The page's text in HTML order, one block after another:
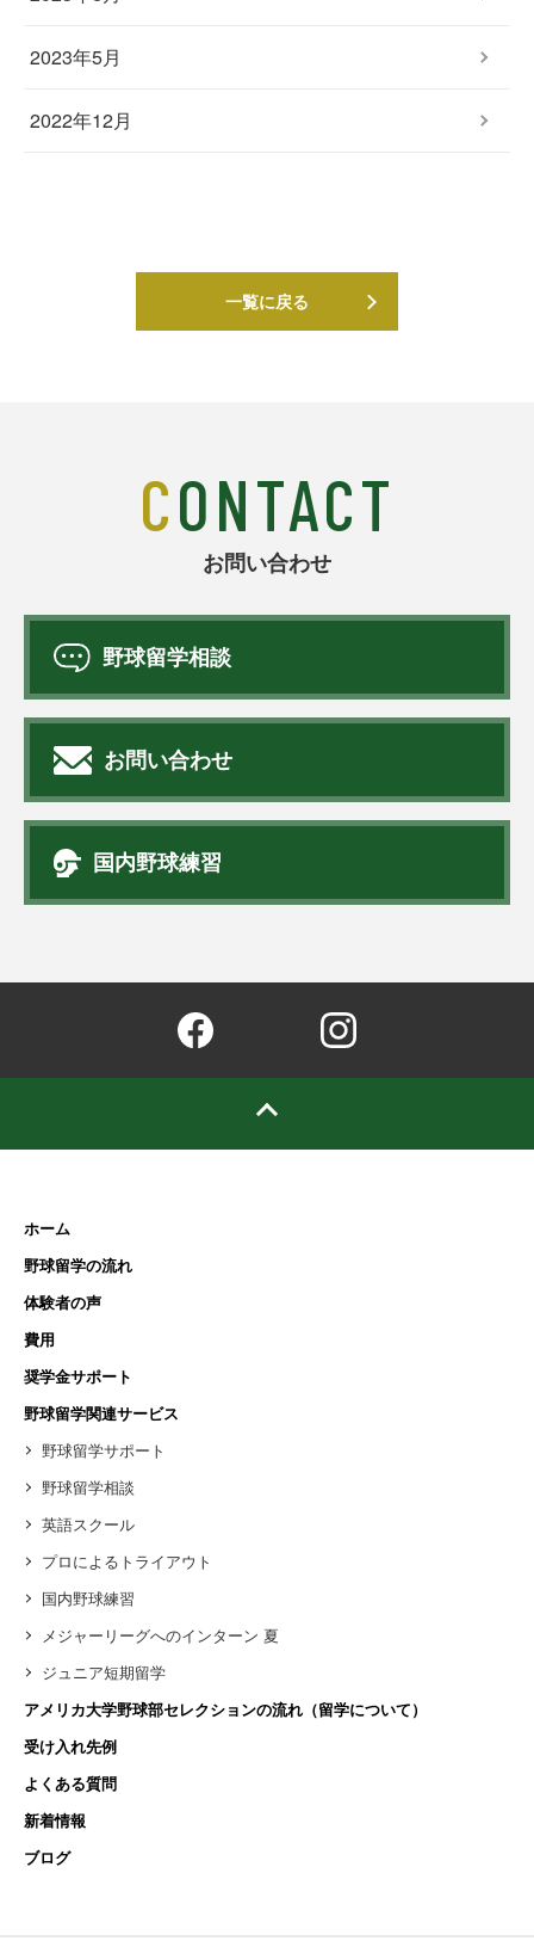
2023年5月
2022年12月
一覧に戻る
CONTACT
お問い合わせ
野球留学相談
お問い合わせ
国内野球練習
ホーム
野球留学の流れ
体験者の声
費用
奨学金サポート
野球留学関連サービス
野球留学サポート
野球留学相談
英語スクール
プロによるトライアウト
国内野球練習
メジャーリーグへのインターン 夏
ジュニア短期留学
アメリカ大学野球部セレクションの流れ（留学について）
受け入れ先例
よくある質問
新着情報
ブログ